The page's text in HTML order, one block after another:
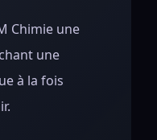
Chimie une
une
à la fois